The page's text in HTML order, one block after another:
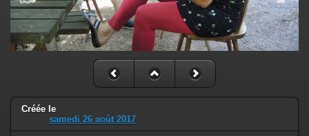
Créée le
samedi 26 août 2017